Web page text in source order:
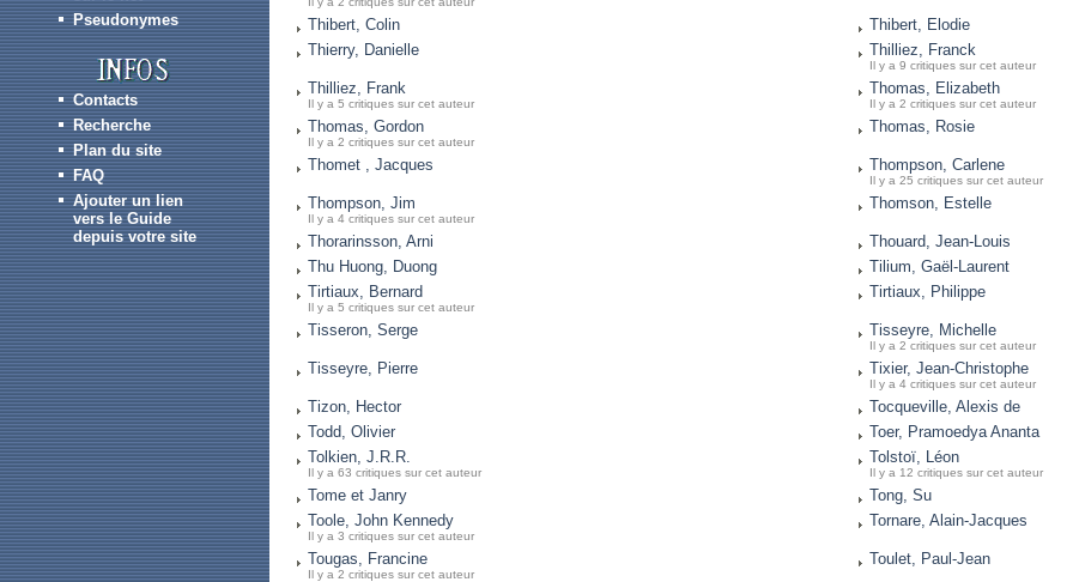
Pseudonymes
Contacts
Recherche
Plan du site
FAQ
Ajouter un lien
vers le Guide
depuis votre site
Thibert, Colin
Thibert, Elodie
Thierry, Danielle
Thilliez, Franck
Il y a 9 critiques sur cet auteur
Thilliez, Frank
Il y a 5 critiques sur cet auteur
Thomas, Elizabeth
Il y a 2 critiques sur cet auteur
Thomas, Gordon
Il y a 2 critiques sur cet auteur
Thomas, Rosie
Thomet , Jacques Thompson, Carlene
Il y a 25 critiques sur cet auteur
Thompson, Jim
Il y a 4 critiques sur cet auteur
Thomson, Estelle
Thorarinsson, Arni
Thouard, Jean-Louis
Thu Huong, Duong
Tilium, Gaël-Laurent
Tirtiaux, Bernard
Il y a 5 critiques sur cet auteur
Tirtiaux, Philippe
Tisseron, Serge Tisseyre, Michelle
Il y a 2 critiques sur cet auteur
Tisseyre, Pierre Tixier, Jean-Christophe
Il y a 4 critiques sur cet auteur
Tizon, Hector
Tocqueville, Alexis de
Todd, Olivier
Toer, Pramoedya Ananta
Tolkien, J.R.R.
Il y a 63 critiques sur cet auteur
Tolstoï, Léon
Il y a 12 critiques sur cet auteur
Tome et Janry
Tong, Su
Toole, John Kennedy
Il y a 3 critiques sur cet auteur
Tornare, Alain-Jacques
Tougas, Francine
Il y a 2 critiques sur cet auteur
Toulet, Paul-Jean